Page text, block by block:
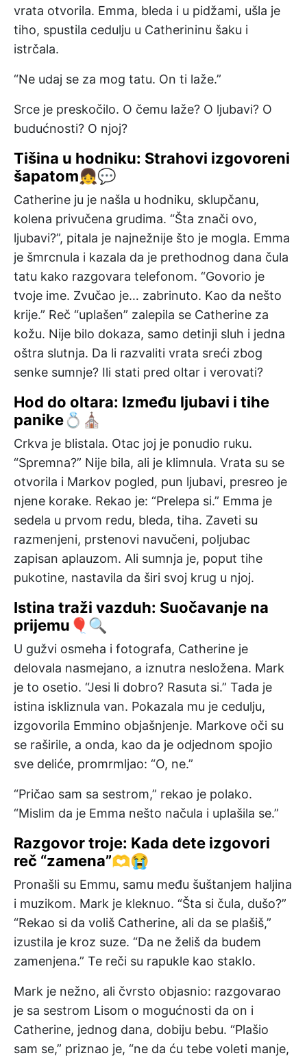
vrata otvorila. Emma, bleda i u pidžami, ušla je
tiho, spustila cedulju u Catherininu šaku i
istrčala.
“Ne udaj se za mog tatu. On ti laže.”
Srce je preskočilo. O čemu laže? O ljubavi? O
budućnosti? O njoj?
Tišina u hodniku: Strahovi izgovoreni
šapatom👧💬
Catherine ju je našla u hodniku, sklupčanu,
kolena privučena grudima. “Šta znači ovo,
ljubavi?”, pitala je najnežnije što je mogla. Emma
je šmrcnula i kazala da je prethodnog dana čula
tatu kako razgovara telefonom. “Govorio je
tvoje ime. Zvučao je… zabrinuto. Kao da nešto
krije.” Reč “uplašen” zalepila se Catherine za
kožu. Nije bilo dokaza, samo detinji sluh i jedna
oštra slutnja. Da li razvaliti vrata sreći zbog
senke sumnje? Ili stati pred oltar i verovati?
Hod do oltara: Između ljubavi i tihe
panike💍⛪
Crkva je blistala. Otac joj je ponudio ruku.
“Spremna?” Nije bila, ali je klimnula. Vrata su se
otvorila i Markov pogled, pun ljubavi, presreo je
njene korake. Rekao je: “Prelepa si.” Emma je
sedela u prvom redu, bleda, tiha. Zaveti su
razmenjeni, prstenovi navučeni, poljubac
zapisan aplauzom. Ali sumnja je, poput tihe
pukotine, nastavila da širi svoj krug u njoj.
Istina traži vazduh: Suočavanje na
prijemu🎈🔍
U gužvi osmeha i fotografa, Catherine je
delovala nasmejano, a iznutra nesložena. Mark
je to osetio. “Jesi li dobro? Rasuta si.” Tada je
istina iskliznula van. Pokazala mu je cedulju,
izgovorila Emmino objašnjenje. Markove oči su
se raširile, a onda, kao da je odjednom spojio
sve deliće, promrmljao: “O, ne.”
“Pričao sam sa sestrom,” rekao je polako.
“Mislim da je Emma nešto načula i uplašila se.”
Razgovor troje: Kada dete izgovori
reč “zamena”🫶😭
Pronašli su Emmu, samu među šuštanjem haljina
i muzikom. Mark je kleknuo. “Šta si čula, dušo?”
“Rekao si da voliš Catherine, ali da se plašiš,”
izustila je kroz suze. “Da ne želiš da budem
zamenjena.” Te reči su rapukle kao staklo.
Mark je nežno, ali čvrsto objasnio: razgovarao
je sa sestrom Lisom o mogućnosti da on i
Catherine, jednog dana, dobiju bebu. “Plašio
sam se,” priznao je, “ne da ću tebe voleti manje,